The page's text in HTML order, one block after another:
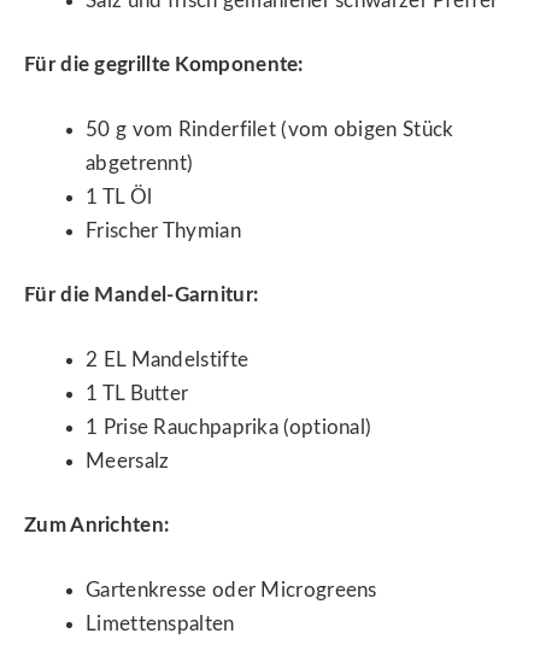
Für die gegrillte Komponente:
50 g vom Rinderfilet (vom obigen Stück
abgetrennt)
1 TL Öl
Frischer Thymian
Für die Mandel-Garnitur:
2 EL Mandelstifte
1 TL Butter
1 Prise Rauchpaprika (optional)
Meersalz
Zum Anrichten:
Gartenkresse oder Microgreens
Limettenspalten